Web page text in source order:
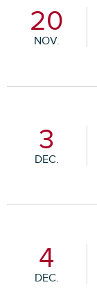
20
NOV.
3
DEC.
4
DEC.